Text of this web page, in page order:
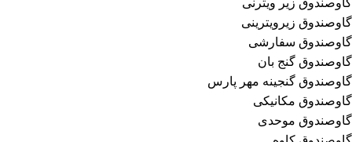
گاوصندوق زیر ویترنی
گاوصندوق زیرویترینی
گاوصندوق سفارشی
گاوصندوق گنج بان
گاوصندوق گنجینه مهر پارس
گاوصندوق مکانیکی
گاوصندوق موحدی